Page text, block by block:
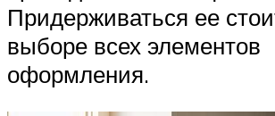
Придерживаться ее
выборе всех элементов
оформления.